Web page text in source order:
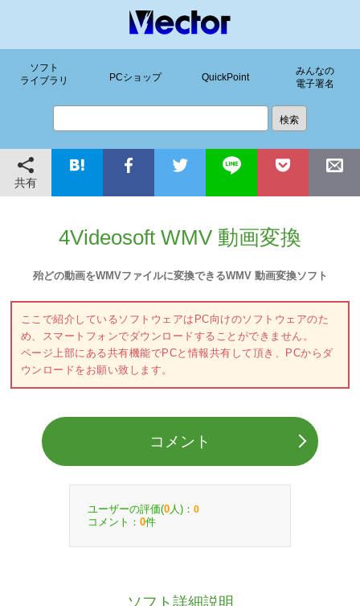
ソフト
ライブラリ
PCショップ QuickPoint
みんなの
電子署名
共有
4Videosoft WMV 動画変換
殆どの動画をWMVファイルに変換できるWMV 動画変換ソフト
ここで紹介しているソフトウェアはPC向けのソフトウェアのた
め、スマートフォンでダウンロードすることができません。
ページ上部にある共有機能でPCと情報共有して頂き、PCからダ
ウンロードをお願い致します。
コメント
ユーザーの評価(0 人)： 0
コメント： 0件
ソフト詳細説明